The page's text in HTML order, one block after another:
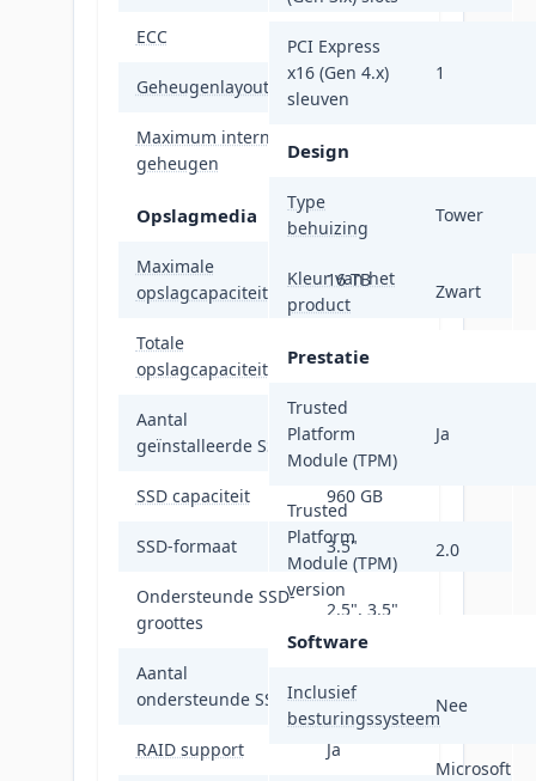
ECC
Geheugenlayout 1 x 16 GB
Maximum intern
geheugen
128 GB
Opslagmedia
Maximale
opslagcapaciteit
16 TB
Totale
opslagcapaciteit
1,92 TB
Aantal
geïnstalleerde SSD's
2
SSD capaciteit 960 GB
SSD-formaat 3.5"
Ondersteunde SSD-
groottes
2.5", 3.5"
Aantal
ondersteunde SSD's
2
RAID support Ja
PCI Express
x16 (Gen 4.x)
sleuven
1
Design
Type
behuizing
Tower
Kleur van het
product
Zwart
Prestatie
Trusted
Platform
Module (TPM)
Ja
Trusted
Platform
Module (TPM)
version
2.0
Software
Inclusief
besturingssysteem
Nee
Microsoft